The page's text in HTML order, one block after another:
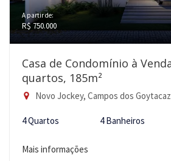
A partir de:
R$ 750.000
Casa de Condomínio à
quartos, 185m²
Novo Jockey, Campos dos
4 Quartos 4 Banheiros
Mais informações